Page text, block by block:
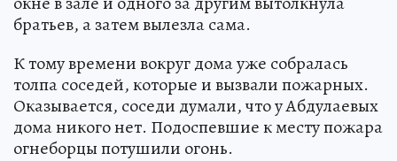
братьев, а затем вылезла сама.
К тому времени вокруг дома уже собралась
толпа соседей, которые и вызвали пожарных.
Оказывается, соседи думали, что у Абдулаевых
дома никого нет. Подоспевшие к месту пожара
огнеборцы потушили огонь.